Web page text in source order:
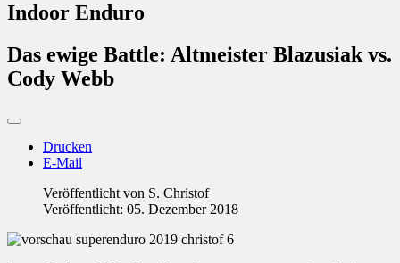
Indoor Enduro
Das ewige Battle: Altmeister Blazusiak vs.
Cody Webb
Drucken
E-Mail
Veröffentlicht von S. Christof
Veröffentlicht: 05. Dezember 2018